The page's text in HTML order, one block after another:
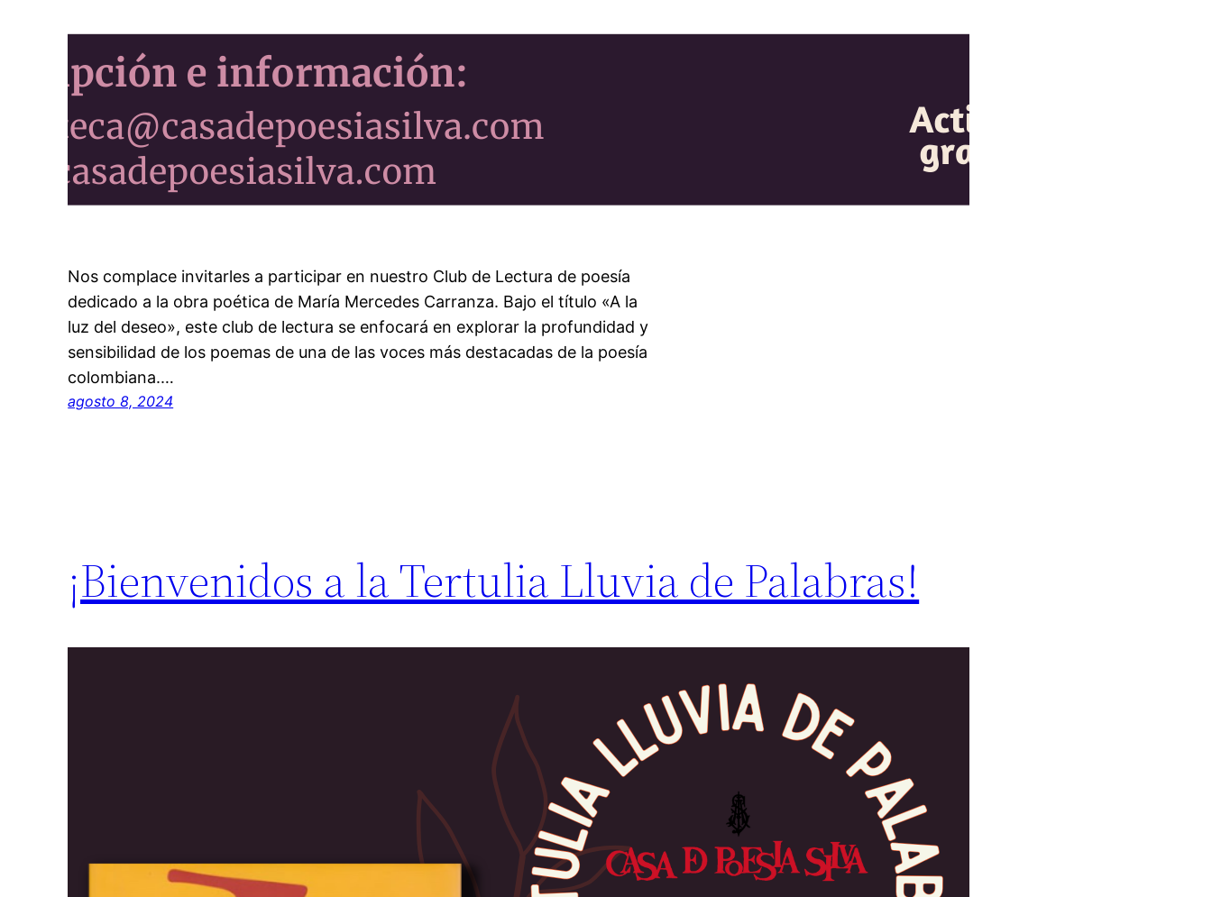
Nos complace invitarles a participar en nuestro Club de Lectura de poesía
dedicado a la obra poética de María Mercedes Carranza. Bajo el título «A la
luz del deseo», este club de lectura se enfocará en explorar la profundidad y
sensibilidad de los poemas de una de las voces más destacadas de la poesía
colombiana.…
agosto 8, 2024
¡Bienvenidos a la Tertulia Lluvia de Palabras!